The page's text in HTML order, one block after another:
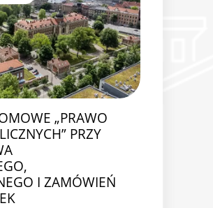
„PRAWO
PRZY
I ZAMÓWIEŃ